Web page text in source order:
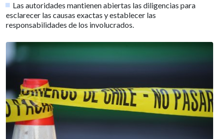
Las autoridades mantienen abiertas las diligencias para
esclarecer las causas exactas y establecer las
responsabilidades de los involucrados.